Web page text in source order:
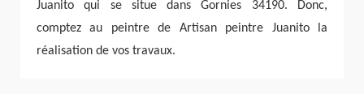
Juanito qui se situe dans Gornies 34190. Donc,
comptez au peintre de Artisan peintre Juanito la
réalisation de vos travaux.